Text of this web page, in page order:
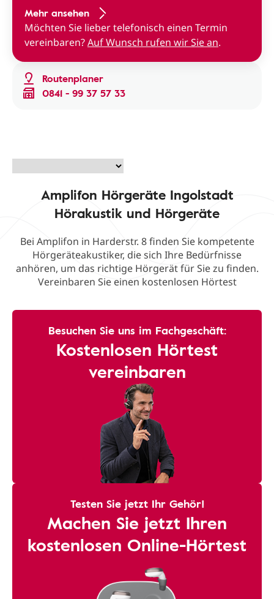
Routenplaner
0841 - 99 37 57 33
Mehr ansehen
Möchten Sie lieber telefonisch einen Termin
vereinbaren?Auf Wunsch rufen wir Sie an.
Amplifon Hörgeräte Ingolstadt
Hörakustik und Hörgeräte
Bei Amplifon in Harderstr. 8 finden Sie kompetente
Hörgeräteakustiker, die sich Ihre Bedürfnisse
anhören, um das richtige Hörgerät für Sie zu finden.
Vereinbaren Sie einen kostenlosen Hörtest
Besuchen Sie uns im Fachgeschäft:
Kostenlosen Hörtest
vereinbaren
Testen Sie jetzt Ihr Gehör!
Machen Sie jetzt Ihren
kostenlosen Online-Hörtest